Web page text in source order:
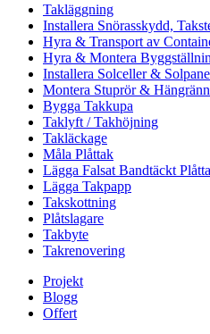
Takläggning
Installera Snörasskydd,
Hyra & Transport av
Hyra & Montera
Installera Solceller &
Montera Stuprör &
Bygga Takkupa
Taklyft / Takhöjning
Takläckage
Måla Plåttak
Lägga Falsat Bandtäckt
Lägga Takpapp
Takskottning
Plåtslagare
Takbyte
Takrenovering
Projekt
Blogg
Offert